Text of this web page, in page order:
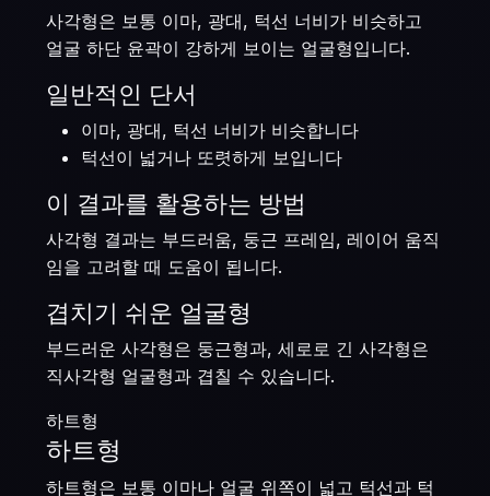
사각형은 보통 이마, 광대, 턱선 너비가 비슷하고
얼굴 하단 윤곽이 강하게 보이는 얼굴형입니다.
일반적인 단서
이마, 광대, 턱선 너비가 비슷합니다
턱선이 넓거나 또렷하게 보입니다
이 결과를 활용하는 방법
사각형 결과는 부드러움, 둥근 프레임, 레이어 움직
임을 고려할 때 도움이 됩니다.
겹치기 쉬운 얼굴형
부드러운 사각형은 둥근형과, 세로로 긴 사각형은
직사각형 얼굴형과 겹칠 수 있습니다.
하트형
하트형
하트형은 보통 이마나 얼굴 위쪽이 넓고 턱선과 턱